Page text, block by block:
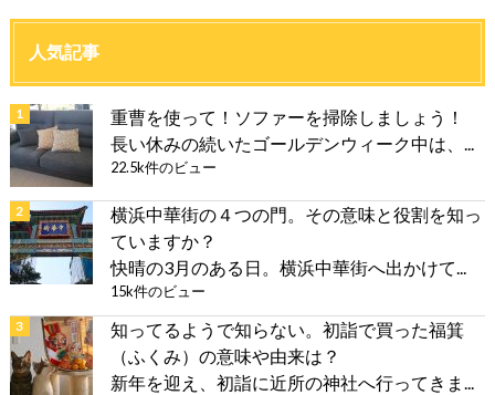
人気記事
重曹を使って！ソファーを掃除しましょう！
長い休みの続いたゴールデンウィーク中は、...
22.5k件のビュー
横浜中華街の４つの門。その意味と役割を知っ
ていますか？
快晴の3月のある日。横浜中華街へ出かけて...
15k件のビュー
知ってるようで知らない。初詣で買った福箕
（ふくみ）の意味や由来は？
新年を迎え、初詣に近所の神社へ行ってきま...